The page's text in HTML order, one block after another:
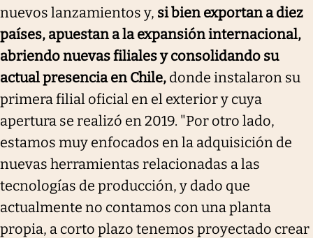
nuevos lanzamientos y, si bien exportan a diez
países, apuestan a la expansión internacional,
abriendo nuevas filiales y consolidando su
actual presencia en Chile, donde instalaron su
primera filial oficial en el exterior y cuya
apertura se realizó en 2019. "Por otro lado,
estamos muy enfocados en la adquisición de
nuevas herramientas relacionadas a las
tecnologías de producción, y dado que
actualmente no contamos con una planta
propia, a corto plazo tenemos proyectado crear